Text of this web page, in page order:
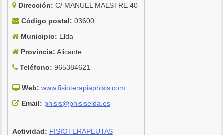
Dirección: C/ MANUEL MAESTRE 40
Código postal: 03600
Municipio: Elda
Provincia: Alicante
Teléfono: 965384621
Web: www.fisioterapiaphisis.com
Email: phisis@phisiselda.es
Actividad: FISIOTERAPEUTAS